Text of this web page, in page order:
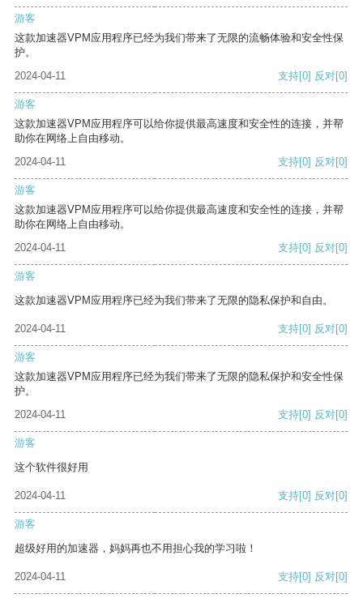
游客
这款加速器VPM应用程序已经为我们带来了无限的流畅体验和安全性保
护。
2024-04-11
支持[0] 反对[0]
游客
这款加速器VPM应用程序可以给你提供最高速度和安全性的连接，并帮
助你在网络上自由移动。
2024-04-11
支持[0] 反对[0]
游客
这款加速器VPM应用程序可以给你提供最高速度和安全性的连接，并帮
助你在网络上自由移动。
2024-04-11
支持[0] 反对[0]
游客
这款加速器VPM应用程序已经为我们带来了无限的隐私保护和自由。
2024-04-11 支持[0] 反对[0]
游客
这款加速器VPM应用程序已经为我们带来了无限的隐私保护和安全性保
护。
2024-04-11
支持[0] 反对[0]
游客
这个软件很好用
2024-04-11 支持[0] 反对[0]
游客
超级好用的加速器，妈妈再也不用担心我的学习啦！
2024-04-11 支持[0] 反对[0]